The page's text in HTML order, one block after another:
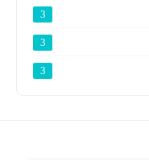
3
3
3